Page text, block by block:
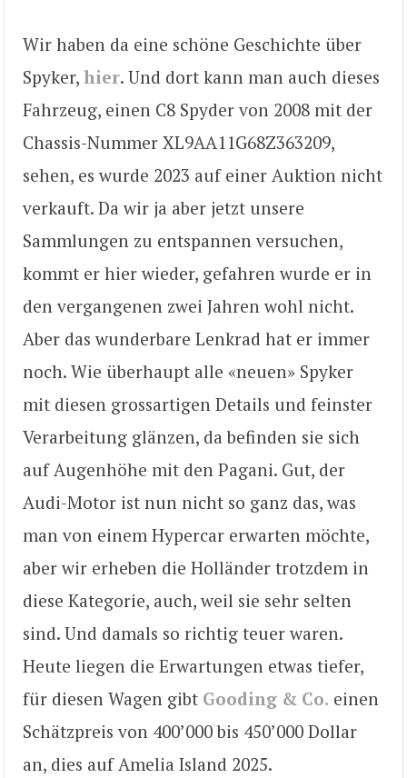
Wir haben da eine schöne Geschichte über
Spyker, hier. Und dort kann man auch dieses
Fahrzeug, einen C8 Spyder von 2008 mit der
Chassis-Nummer XL9AA11G68Z363209,
sehen, es wurde 2023 auf einer Auktion nicht
verkauft. Da wir ja aber jetzt unsere
Sammlungen zu entspannen versuchen,
kommt er hier wieder, gefahren wurde er in
den vergangenen zwei Jahren wohl nicht.
Aber das wunderbare Lenkrad hat er immer
noch. Wie überhaupt alle «neuen» Spyker
mit diesen grossartigen Details und feinster
Verarbeitung glänzen, da befinden sie sich
auf Augenhöhe mit den Pagani. Gut, der
Audi-Motor ist nun nicht so ganz das, was
man von einem Hypercar erwarten möchte,
aber wir erheben die Holländer trotzdem in
diese Kategorie, auch, weil sie sehr selten
sind. Und damals so richtig teuer waren.
Heute liegen die Erwartungen etwas tiefer,
für diesen Wagen gibt Gooding & Co. einen
Schätzpreis von 400’000 bis 450’000 Dollar
an, dies auf Amelia Island 2025.